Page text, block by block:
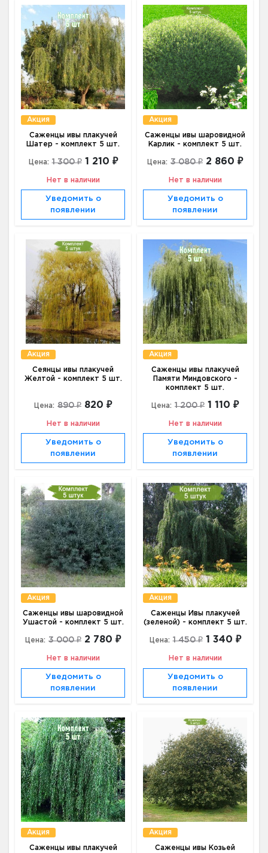
Акция
Саженцы ивы плакучей
Шатер - комплект 5 шт.
Цена: 1 300 ₽ 1 210 ₽
Нет в наличии
Уведомить о
появлении
Акция
Саженцы ивы шаровидной
Карлик - комплект 5 шт.
Цена: 3 080 ₽ 2 860 ₽
Нет в наличии
Уведомить о
появлении
Акция
Сеянцы ивы плакучей
Желтой - комплект 5 шт.
Цена: 890 ₽ 820 ₽
Нет в наличии
Уведомить о
появлении
Акция
Саженцы ивы плакучей
Памяти Миндовского -
комплект 5 шт.
Цена: 1 200 ₽ 1 110 ₽
Нет в наличии
Уведомить о
появлении
Акция
Саженцы ивы шаровидной
Ушастой - комплект 5 шт.
Цена: 3 000 ₽ 2 780 ₽
Нет в наличии
Уведомить о
появлении
Акция
Саженцы Ивы плакучей
(зеленой) - комплект 5 шт.
Цена: 1 450 ₽ 1 340 ₽
Нет в наличии
Уведомить о
появлении
Акция
Саженцы ивы плакучей
Акция
Саженцы ивы Козьей